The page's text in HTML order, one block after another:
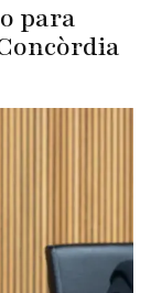
para